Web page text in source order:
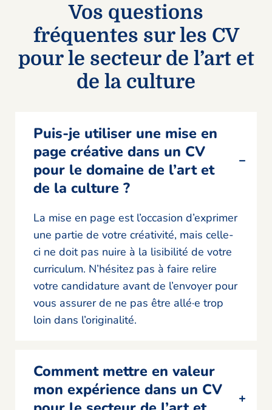
Vos questions
fréquentes sur les CV
pour le secteur de l’art et
de la culture
Puis-je utiliser une mise en
page créative dans un CV
pour le domaine de l’art et
de la culture ?
La mise en page est l’occasion d’exprimer
une partie de votre créativité, mais celle-
ci ne doit pas nuire à la lisibilité de votre
curriculum. N’hésitez pas à faire relire
votre candidature avant de l’envoyer pour
vous assurer de ne pas être allé·e trop
loin dans l’originalité.
Comment mettre en valeur
mon expérience dans un CV